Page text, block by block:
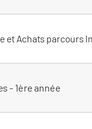
et Achats parcours
- 1ère année